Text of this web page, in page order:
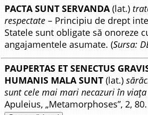
PACTA SUNT SERVANDA(lat.)
respectate – Principiu de drept
Statele sunt obligate să onoreze
angajamentele asumate. (Sursa:
PAUPERTAS ET SENECTUS
HUMANIS MALA SUNT (lat.)
sunt cele mai mari necazuri în
Apuleius, „Metamorphoses”, 2,